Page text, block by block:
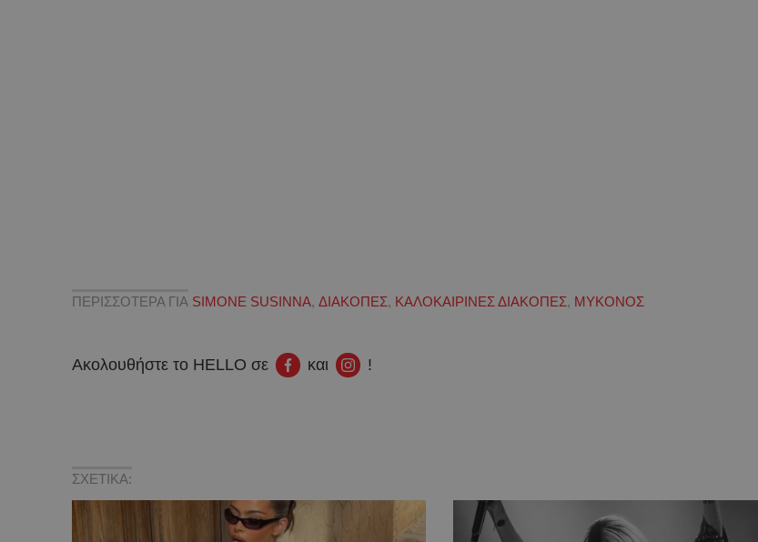
ΠΕΡΙΣΣΟΤΕΡΑ ΓΙΑ SIMONE SUSINNA, ΔΙΑΚΟΠΕΣ, ΚΑΛΟΚΑΙΡΙΝΕΣ ΔΙΑΚΟΠΕΣ, ΜΥΚΟΝΟΣ
Ακολουθήστε το HELLO σε και !
ΣΧΕΤΙΚΑ: